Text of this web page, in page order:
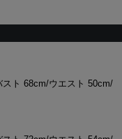
ト 68cm/ウエスト 50cm/